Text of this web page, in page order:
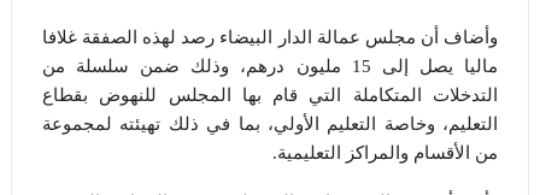
وأضاف أن مجلس عمالة الدار البيضاء رصد لهذه الصفقة غلافا
ماليا يصل إلى 15 مليون درهم، وذلك ضمن سلسلة من
التدخلات المتكاملة التي قام بها المجلس للنهوض بقطاع
التعليم، وخاصة التعليم الأولي، بما في ذلك تهيئته لمجموعة
من الأقسام والمراكز التعليمية.